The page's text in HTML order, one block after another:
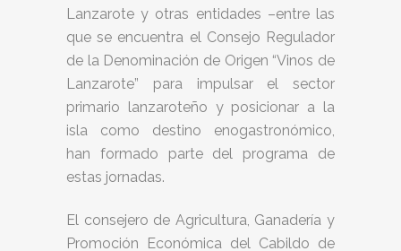
Lanzarote y otras entidades –entre las
que se encuentra el Consejo Regulador
de la Denominación de Origen “Vinos de
Lanzarote” para impulsar el sector
primario lanzaroteño y posicionar a la
isla como destino enogastronómico,
han formado parte del programa de
estas jornadas.
El consejero de Agricultura, Ganadería y
Promoción Económica del Cabildo de